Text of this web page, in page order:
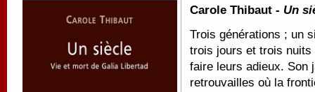
Carole Thibaut - Un
Trois générations ; un
trois jours et trois nuits
faire leurs adieux. Son
retrouvailles où la